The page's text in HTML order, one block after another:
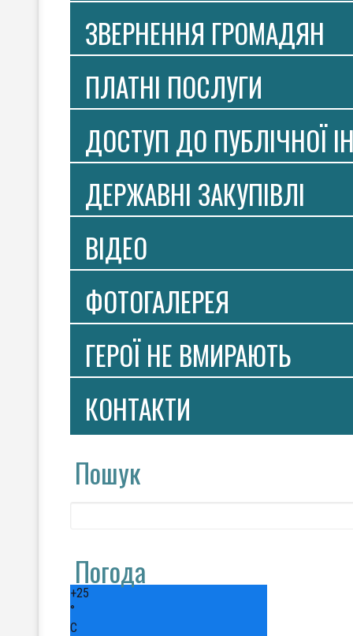
ЗВЕРНЕННЯ ГРОМАДЯН
ПЛАТНI ПОСЛУГИ
ДОСТУП ДО ПУБЛІЧНОЇ
ДЕРЖАВНІ ЗАКУПІВЛІ
ВIДЕО
ФОТОГАЛЕРЕЯ
ГЕРОЇ НЕ ВМИРАЮТЬ
КОНТАКТИ
Пошук
Погода
+25
°
C